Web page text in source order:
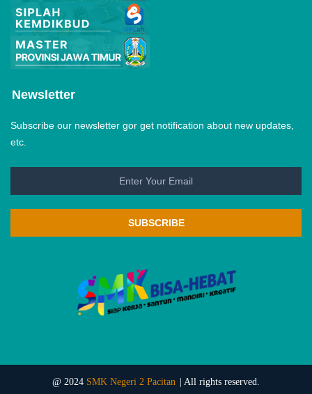
Newsletter
Subscribe our newsletter gor get notification about new updates,
etc.
SUBSCRIBE
@ 2024 SMK Negeri 2 Pacitan | All rights reserved.